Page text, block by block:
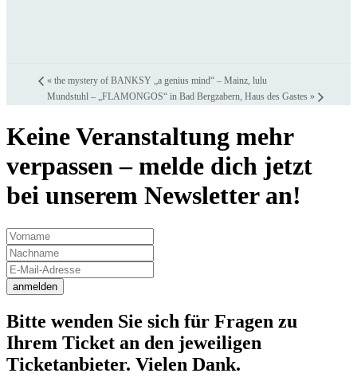
« the mystery of BANKSY „a genius mind“ – Mainz, lulu
Mundstuhl – „FLAMONGOS“ in Bad Bergzabern, Haus des Gastes »
Keine Veranstaltung mehr
verpassen – melde dich jetzt
bei unserem Newsletter an!
anmelden
Bitte wenden Sie sich für Fragen zu
Ihrem Ticket an den jeweiligen
Ticketanbieter. Vielen Dank.